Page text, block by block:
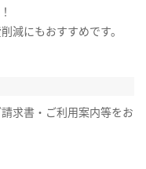
減にもおすすめです。
求書・ご利用案内等をお